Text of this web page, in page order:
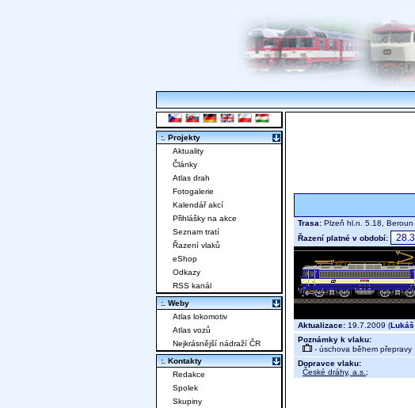
Trasa: Plzeň hl.n. 5.18,
Řazení platné v období:
Aktualizace: 19.7.2009 (Lukáš
Poznámky k vlaku:
- úschova během přepravy
Dopravce vlaku:
České dráhy, a.s. ;
:. Projekty
Aktuality
Články
Atlas drah
Fotogalerie
Kalendář akcí
Přihlášky na akce
Seznam tratí
Řazení vlaků
eShop
Odkazy
RSS kanál
:. Weby
Atlas lokomotiv
Atlas vozů
Nejkrásnější nádraží ČR
:. Kontakty
Redakce
Spolek
Skupiny